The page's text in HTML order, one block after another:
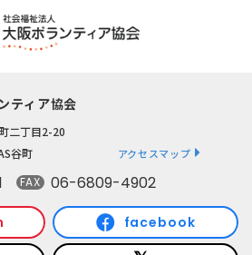
ティア協会
二丁目2-20
谷町
アクセスマップ
FAX 06-6809-4902
facebook